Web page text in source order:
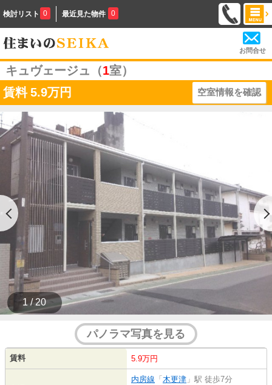
検討リスト 0 最近見た物件 0
お問合せ
キュヴェージュ（1室）
賃料 5.9万円 空室情報を確認
1 / 20
パノラマ写真を見る
賃料 5.9万円
内房線 「 木更津 」駅 徒歩7分